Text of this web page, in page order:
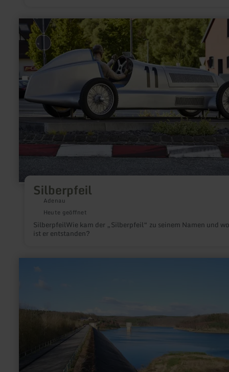
Silberpfeil
Adenau
Heute geöffnet
SilberpfeilWie kam der „Silberpfeil“ zu seinem Namen und wo
ist er entstanden?
mehr
erfahren
zu:
Silberpfeil